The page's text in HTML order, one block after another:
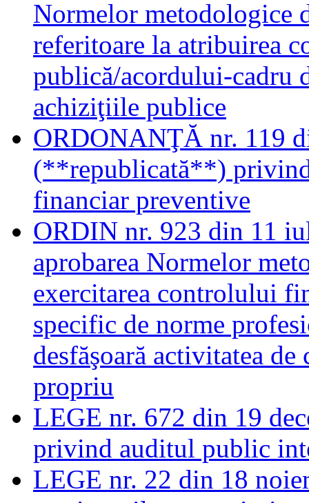
Normelor metodologice
referitoare la atribuirea
publică/acordului-cadru
achiziţiile publice
ORDONANŢĂ nr. 119
(**republicată**)
financiar preventive
ORDIN nr. 923 din 11
aprobarea Normelor
exercitarea controlului
specific de norme
desfăşoară activitatea
propriu
LEGE nr. 672 din 19
privind auditul public
LEGE nr. 22 din 18